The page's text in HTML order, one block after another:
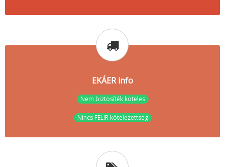
EKÁER info
Nem biztosíték köteles
Nincs FELIR kötelezettség